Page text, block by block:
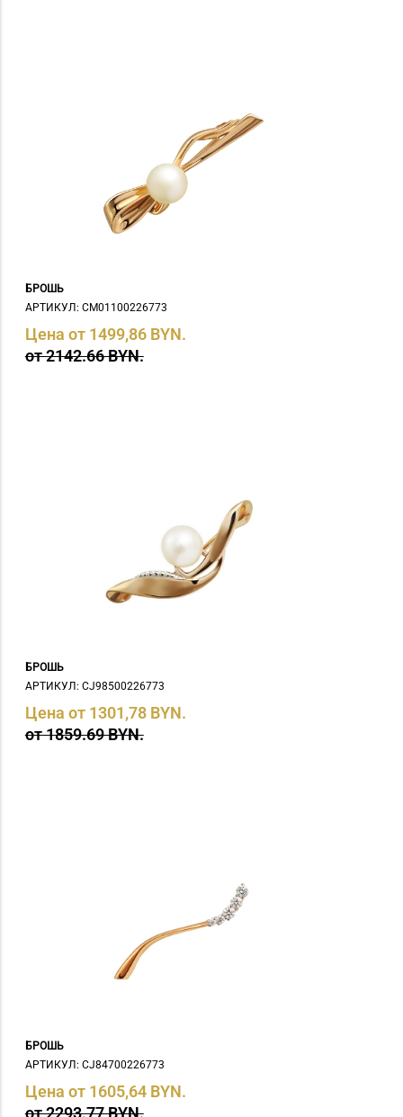
БРОШЬ
АРТИКУЛ: СM01100226773
Цена от 1499,86 BYN.
от 2142.66 BYN.
БРОШЬ
АРТИКУЛ: СJ98500226773
Цена от 1301,78 BYN.
от 1859.69 BYN.
БРОШЬ
АРТИКУЛ: СJ84700226773
Цена от 1605,64 BYN.
от 2293.77 BYN.